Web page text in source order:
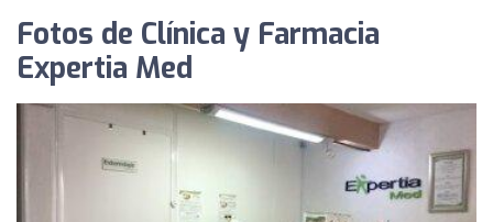
Fotos de Clínica y Farmacia
Expertia Med